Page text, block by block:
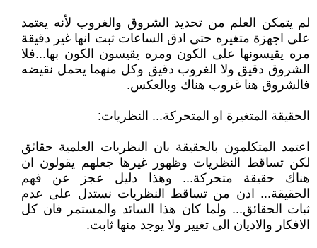
لم يتمكن العلم من تحديد الشروق والغروب لأنه يعتمد
على اجهزة متغيره حتى ادق الساعات ثبت انها غير دقيقة
مره يقيسونها على الكون ومره يقيسون الكون بها...فلا
الشروق دقيق ولا الغروب دقيق وكل منهما يحمل نقيضه
فالشروق هنا غروب هناك وبالعكس.
الحقيقة المتغيرة او المتحركة... النظريات:
اعتمد المتكلمون بالحقيقة بان النظريات العلمية حقائق
لكن تساقط النظريات وظهور غيرها جعلهم يقولون ان
هناك حقيقة متحركة... وهذا دليل عجز عن فهم
الحقيقة... اذن من تساقط النظريات نستدل على عدم
ثبات الحقائق... ولما كان هذا السائد والمستمر فان كل
الافكار والاديان الى تغيير ولا يوجد منها ثابت.